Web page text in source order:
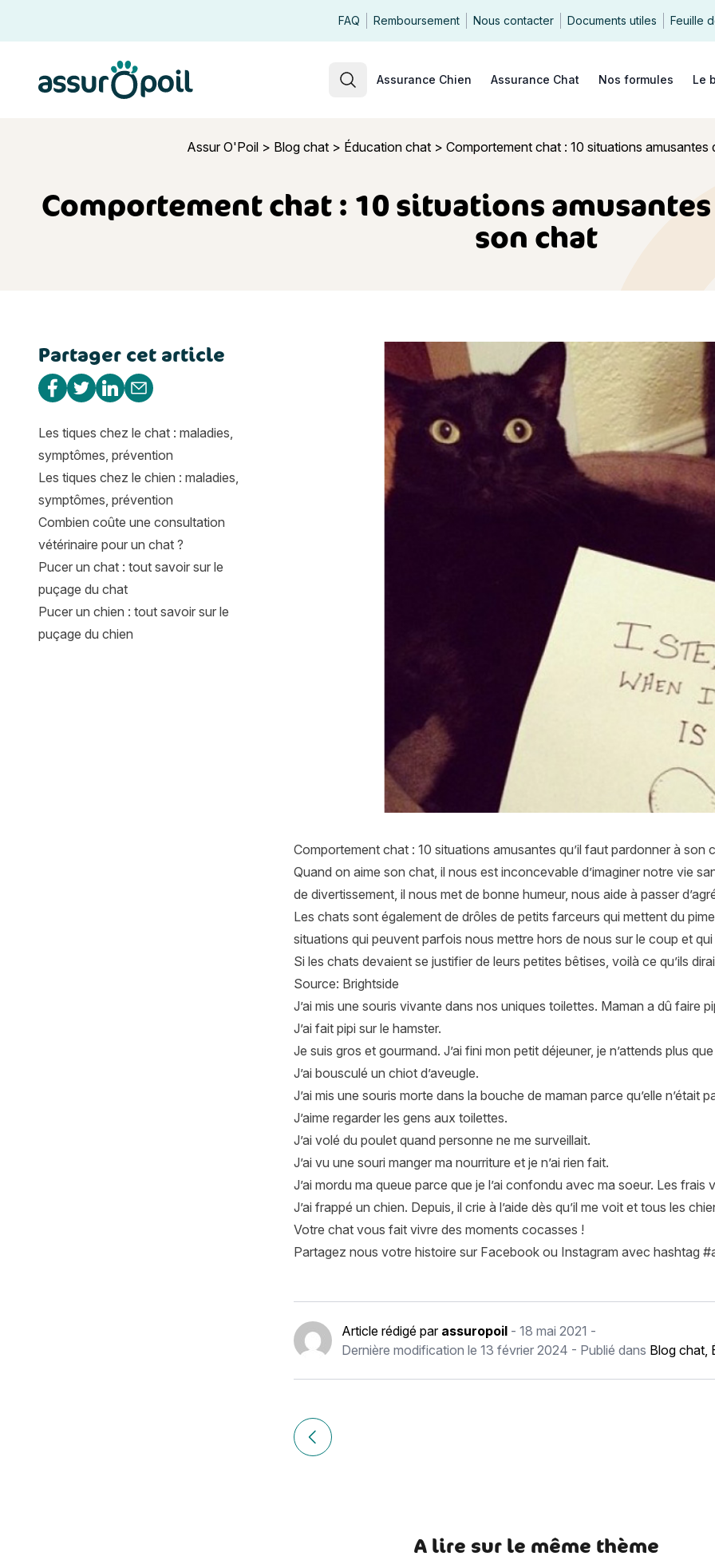
FAQ Remboursement Nous contacter Documents utiles Feuille
Rechercher
Assurance Chien Assurance Chat Nos formules Le
Assur O'Poil> Blog chat> Éducation chat> Comportement chat : 10 situations amusantes
Comportement chat : 10 situations
son chat
Comportement chat : 10 situations amusantes qu’il faut pardonner à son
Comportement chat : 10 situations amusantes qu’il faut pardonner à son
Quand on aime son chat, il nous est inconcevable d’imaginer notre vie
de divertissement, il nous met de bonne humeur, nous aide à passer
Les chats sont également de drôles de petits farceurs qui mettent du
situations qui peuvent parfois nous mettre hors de nous sur le coup et
Si les chats devaient se justifier de leurs petites bêtises, voilà ce qu’ils
Source: Brightside
J’ai mis une souris vivante dans nos uniques toilettes. Maman a dû faire
J’ai fait pipi sur le hamster.
Je suis gros et gourmand. J’ai fini mon petit déjeuner, je n’attends plus
J’ai bousculé un chiot d’aveugle.
J’ai mis une souris morte dans la bouche de maman parce qu’elle n’était
J’aime regarder les gens aux toilettes.
J’ai volé du poulet quand personne ne me surveillait.
J’ai vu une souri manger ma nourriture et je n’ai rien fait.
J’ai mordu ma queue parce que je l’ai confondu avec ma soeur. Les
J’ai frappé un chien. Depuis, il crie à l’aide dès qu’il me voit et tous les
Votre chat vous fait vivre des moments cocasses !
Partagez nous votre histoire sur Facebook ou Instagram avec hashtag
Article rédigé par assuropoil - 18 mai 2021 -
Dernière modification le 13 février 2024 - Publié dans Blog chat,
Navigation
de
Article précédent Odorat du chat : les odeurs qui le stimulent et qui
Partager cet article
Partager sur Facebook
Partager sur Twitter
Partager sur Linkedin
Partager par e-mail
Les tiques chez le chat : maladies,
symptômes, prévention
Les tiques chez le chien : maladies,
symptômes, prévention
Combien coûte une consultation
vétérinaire pour un chat ?
Pucer un chat : tout savoir sur le
puçage du chat
Pucer un chien : tout savoir sur le
puçage du chien
A lire sur le même thème